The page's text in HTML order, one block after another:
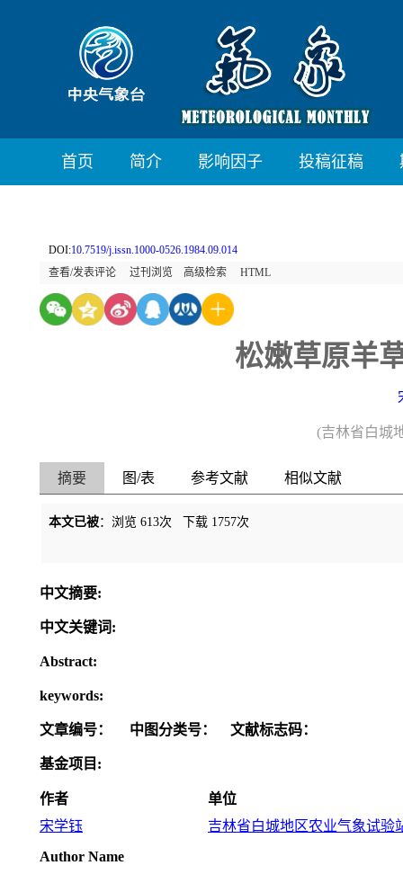
首页 简介 影响因子 投稿征稿
DOI:10.7519/j.issn.1000-0526.1984.09.014
查看/发表评论
过刊浏览 高级检索 HTML
松嫩草原羊
(吉林省白城
摘要 图/表 参考文献 相似文献
本文已被：浏览 613次 下载 1757次
中文摘要:
中文关键词:
Abstract:
keywords:
文章编号： 中图分类号： 文献标志码：
基金项目:
作者
单位
宋学钰
吉林省白城地区农业气象试验
Author Name